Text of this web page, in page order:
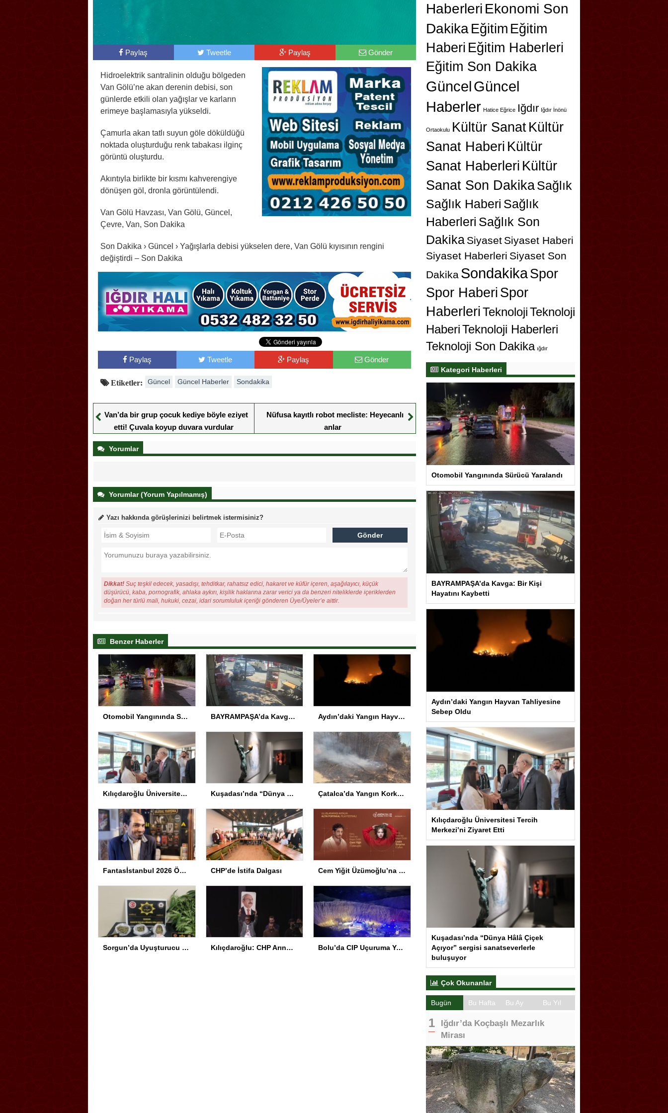
Paylaş Tweetle Paylaş Gönder
Hidroelektrik santralinin olduğu bölgeden
Van Gölü’ne akan derenin debisi, son
günlerde etkili olan yağışlar ve karların
erimeye başlamasıyla yükseldi.
Çamurla akan tatlı suyun göle döküldüğü
noktada oluşturduğu renk tabakası ilginç
görüntü oluşturdu.
Akıntıyla birlikte bir kısmı kahverengiye
dönüşen göl, dronla görüntülendi.
Van Gölü Havzası, Van Gölü, Güncel,
Çevre, Van, Son Dakika
Son Dakika › Güncel › Yağışlarla debisi yükselen dere, Van Gölü kıyısının rengini
değiştirdi – Son Dakika
Paylaş Tweetle Paylaş Gönder
Etiketler: Güncel Güncel Haberler Sondakika
Van’da bir grup çocuk kediye böyle eziyet
etti! Çuvala koyup duvara vurdular
Nüfusa kayıtlı robot mecliste: Heyecanlı
anlar
Yorumlar
Yorumlar (Yorum Yapılmamış)
Yazı hakkında görüşlerinizi belirtmek istermisiniz?
Dikkat! Suç teşkil edecek, yasadışı, tehditkar, rahatsız edici, hakaret ve küfür içeren, aşağılayıcı, küçük
düşürücü, kaba, pornografik, ahlaka aykırı, kişilik haklarına zarar verici ya da benzeri niteliklerde içeriklerden
doğan her türlü mali, hukuki, cezai, idari sorumluluk içeriği gönderen Üye/Üyeler’e aittir.
Benzer Haberler
Otomobil Yangınında Sürücü Yaralandı BAYRAMPAŞA’da Kavga: Bir Kişi Hayatını Kaybetti Aydın’daki Yangın Hayvan Tahliyesine Sebep Oldu
Kılıçdaroğlu Üniversitesi Tercih Merkezi’ni Ziyaret Etti Kuşadası’nda “Dünya Hâlâ Çiçek Açıyor” sergisi sanatseverlerle buluşuyor Çatalca’da Yangın Korkuttu
Fantasİstanbul 2026 Ödül Töreni Yapıldı CHP’de İstifa Dalgası Cem Yiğit Üzümoğlu’na Genç Başarı Ödülü
Sorgun’da Uyuşturucu Operasyonu Kılıçdaroğlu: CHP Arınmak Zorunda Bolu’da CIP Uçuruma Yuvarlandı: 2 Ölü, 1 Yaralı
Haberleri Ekonomi Son
Dakika Eğitim Eğitim
Haberi Eğitim Haberleri
Eğitim Son Dakika
GüncelGüncel
Haberler Hatice Eğrice Iğdır Iğdır İnönü
Ortaokulu Kültür SanatKültür
Sanat Haberi Kültür
Sanat Haberleri Kültür
Sanat Son DakikaSağlık
Sağlık Haberi Sağlık
Haberleri Sağlık Son
Dakika Siyaset Siyaset Haberi
Siyaset Haberleri Siyaset Son
Dakika SondakikaSpor
Spor Haberi Spor
HaberleriTeknolojiTeknoloji
HaberiTeknoloji Haberleri
Teknoloji Son Dakika ığdır
Kategori Haberleri
Otomobil Yangınında Sürücü Yaralandı
BAYRAMPAŞA’da Kavga: Bir Kişi
Hayatını Kaybetti
Aydın’daki Yangın Hayvan Tahliyesine
Sebep Oldu
Kılıçdaroğlu Üniversitesi Tercih
Merkezi’ni Ziyaret Etti
Kuşadası’nda “Dünya Hâlâ Çiçek
Açıyor” sergisi sanatseverlerle
buluşuyor
Çok Okunanlar
Bugün Bu Hafta Bu Ay Bu Yıl
Iğdır’da Koçbaşlı Mezarlık
Mirası